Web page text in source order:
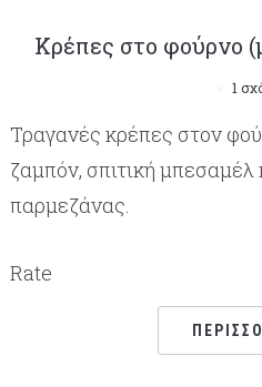
Κρέπες στο φούρνο
1
Τραγανές κρέπες στον
ζαμπόν, σπιτική μπεσαμέλ
παρμεζάνας.
Rate